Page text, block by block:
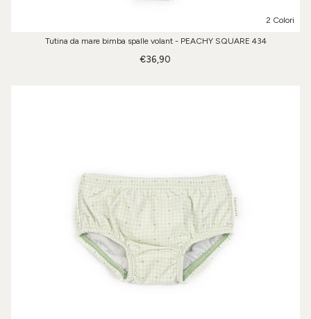
2 Colori
Tutina da mare bimba spalle volant - PEACHY SQUARE 434
€36,90